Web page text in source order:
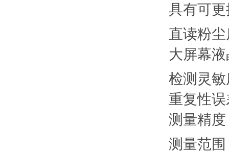
具有可更
直读粉
大屏幕
检测灵敏
重复性
测量精度
测量范围